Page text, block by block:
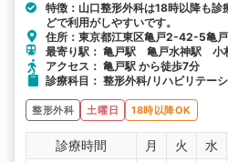
特徴：山口整形外科は18時以降も診
どで利用がしやすいです。
住所：東京都江東区亀戸2-42-5亀
最寄り駅： 亀戸駅 亀戸水神駅 小
アクセス： 亀戸駅 から徒歩7分
診療科目： 整形外科/リハビリテー
整形外科 土曜日 18時以降OK
診療時間 月 火 水